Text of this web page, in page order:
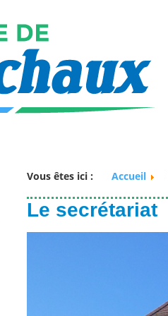
Vous êtes ici : Accueil
Le secrétariat